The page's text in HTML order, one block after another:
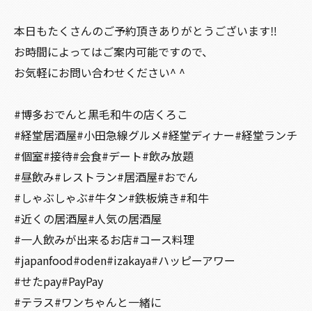
本日もたくさんのご予約頂きありがとうございます‼️
お時間によってはご案内可能ですので、
お気軽にお問い合わせください^ ^
#博多おでんと黒毛和牛の店くろこ
#経堂居酒屋#小田急線グルメ#経堂ディナー#経堂ランチ
#個室#接待#会食#デート#飲み放題
#昼飲み#レストラン#居酒屋#おでん
#しゃぶしゃぶ#牛タン#鉄板焼き#和牛
#近くの居酒屋#人気の居酒屋
#一人飲みが出来るお店#コース料理
#japanfood#oden#izakaya#ハッピーアワー
#せたpay#PayPay
#テラス#ワンちゃんと一緒に